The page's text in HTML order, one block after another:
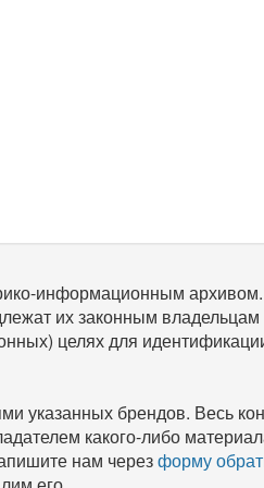
информационным
их законным владельцам
целях для
указанных брендов. Весь
какого-либо
нам черезформу